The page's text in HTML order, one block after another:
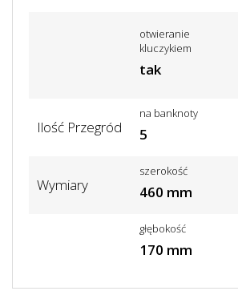
otwieranie
kluczykiem
tak
Ilość Przegród
na banknoty
5
Wymiary
szerokość
460 mm
głębokość
170 mm